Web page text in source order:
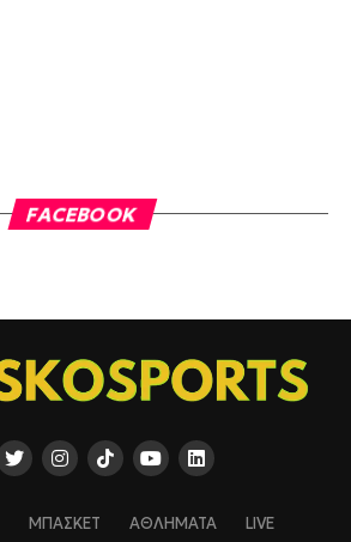
FACEBOOK
ΜΠΑΣΚΕΤ ΑΘΛΗΜΑΤΑ LIVE